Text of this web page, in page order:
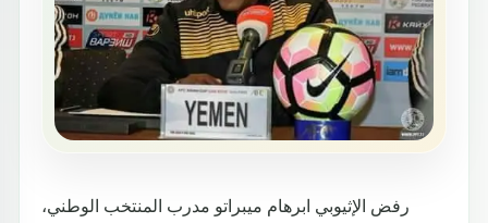
رفض الإثيوبي ابرهام ميبراتو مدرب المنتخب الوطني،